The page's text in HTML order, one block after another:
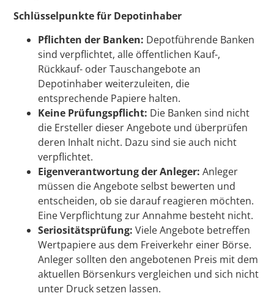
Schlüsselpunkte für Depotinhaber
Pflichten der Banken: Depotführende Banken
sind verpflichtet, alle öffentlichen Kauf-,
Rückkauf- oder Tauschangebote an
Depotinhaber weiterzuleiten, die
entsprechende Papiere halten.
Keine Prüfungspflicht: Die Banken sind nicht
die Ersteller dieser Angebote und überprüfen
deren Inhalt nicht. Dazu sind sie auch nicht
verpflichtet.
Eigenverantwortung der Anleger: Anleger
müssen die Angebote selbst bewerten und
entscheiden, ob sie darauf reagieren möchten.
Eine Verpflichtung zur Annahme besteht nicht.
Seriositätsprüfung: Viele Angebote betreffen
Wertpapiere aus dem Freiverkehr einer Börse.
Anleger sollten den angebotenen Preis mit dem
aktuellen Börsenkurs vergleichen und sich nicht
unter Druck setzen lassen.